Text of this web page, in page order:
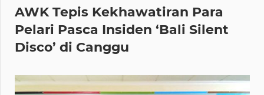
AWK Tepis Kekhawatiran Para
Pelari Pasca Insiden ‘Bali Silent
Disco’ di Canggu